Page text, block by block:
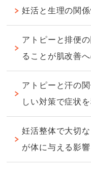
妊活と生理の関
アトピーと排便
ることが肌改善
アトピーと汗の
しい対策で症状
妊活整体で大切
が体に与える影響